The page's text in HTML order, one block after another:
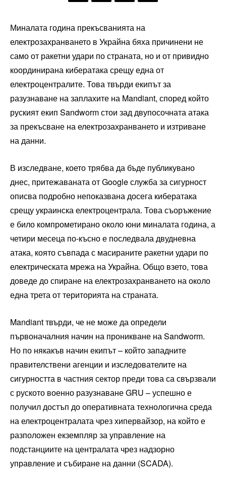
Миналата година прекъсванията на
електрозахранването в Украйна бяха причинени не
само от ракетни удари по страната, но и от привидно
координирана кибератака срещу една от
електроцентралите. Това твърди екипът за
разузнаване на заплахите на Mandiant, според който
руският екип Sandworm стои зад двупосочната атака
за прекъсване на електрозахранването и изтриване
на данни.
В изследване, което трябва да бъде публикувано
днес, притежаваната от Google служба за сигурност
описва подробно непоказвана досега кибератака
срещу украинска електроцентрала. Това съоръжение
е било компрометирано около юни миналата година, а
четири месеца по-късно е последвала двудневна
атака, която съвпада с масираните ракетни удари по
електрическата мрежа на Украйна. Общо взето, това
доведе до спиране на електрозахранването на около
една трета от територията на страната.
Mandiant твърди, че не може да определи
първоначалния начин на проникване на Sandworm.
Но по някакъв начин екипът – който западните
правителствени агенции и изследователите на
сигурността в частния сектор преди това са свързвали
с руското военно разузнаване GRU – успешно е
получил достъп до оперативната технологична среда
на електроцентралата чрез хипервайзор, на който е
разположен екземпляр за управление на
подстанциите на централата чрез надзорно
управление и събиране на данни (SCADA).